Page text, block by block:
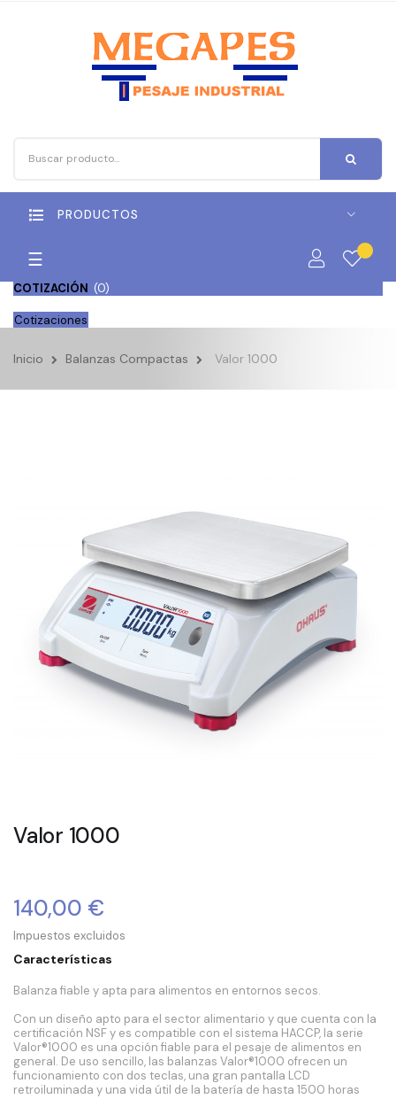
PRODUCTOS
Navegación
palanca
☰
COTIZACIÓN (0)
Cotizaciones
Inicio Balanzas Compactas Valor 1000
Valor 1000
140,00 €
Impuestos excluidos
Características
Balanza fiable y apta para alimentos en entornos secos.
Con un diseño apto para el sector alimentario y que cuenta con la
certificación NSF y es compatible con el sistema HACCP, la serie
Valor®1000 es una opción fiable para el pesaje de alimentos en
general. De uso sencillo, las balanzas Valor®1000 ofrecen un
funcionamiento con dos teclas, una gran pantalla LCD
retroiluminada y una vida útil de la batería de hasta 1500 horas